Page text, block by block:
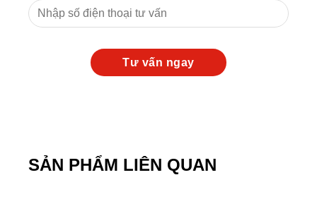
SẢN PHẨM LIÊN QUAN